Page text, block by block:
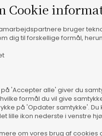
Cookie
bruger
dig til forskellige formål,
'Accepter alle' giver du
formål du vil give
på 'Opdater samtykke'.
lille ikon nederste i venstre
om vores brug af cookies
Gant - Shield Cotton Kasket - Apricot Pink
Fås
Gant - Linen